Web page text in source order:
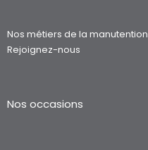
Nos métiers de la manutention
Rejoignez-nous
Nos occasions